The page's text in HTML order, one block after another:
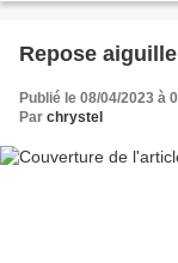
Repose aiguille
Publié le 08/04/2023 à
Par chrystel